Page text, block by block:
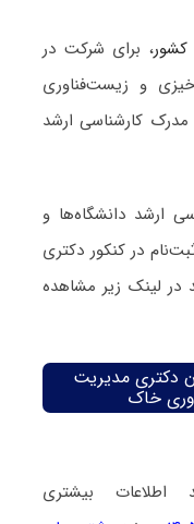
، برای شرکت در
و زیست‌فناوری
کارشناسی ارشد
ارشد دانشگاه‌ها و
در کنکور دکتری
در لینک زیر مشاهده
دکتری مدیریت
خاک
بیشتری